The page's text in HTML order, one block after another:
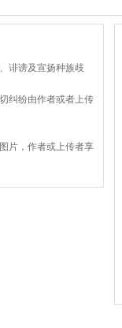
诽谤及宣扬种族歧
纠纷由作者或者上传
片，作者或上传者享